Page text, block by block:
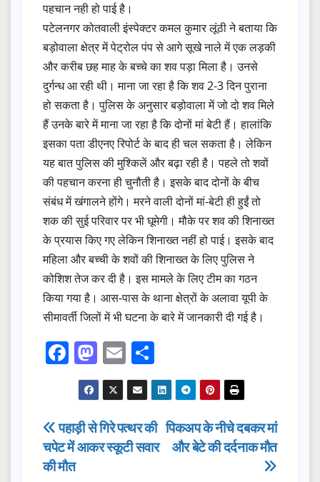
पहचान नही हो पाई है।
पटेलनगर कोतवाली इंस्पेक्टर कमल कुमार लूंठी ने बताया कि
बड़ोवाला क्षेत्र में पेट्रोल पंप से आगे सूखे नाले में एक लड़की
और करीब छह माह के बच्चे का शव पड़ा मिला है। उनसे
दुर्गन्ध आ रही थी। माना जा रहा है कि शव 2-3 दिन पुराना
हो सकता है। पुलिस के अनुसार बड़ोवाला में जो दो शव मिले
हैं उनके बारे में माना जा रहा है कि दोनों मां बेटी हैं। हालांकि
इसका पता डीएनए रिपोर्ट के बाद ही चल सकता है। लेकिन
यह बात पुलिस की मुश्किलें और बढ़ा रही है। पहले तो शवों
की पहचान करना ही चुनौती है। इसके बाद दोनों के बीच
संबंध में खंगालने होंगे। मरने वाली दोनों मां-बेटी ही हुईं तो
शक की सुई परिवार पर भी घूमेगी। मौके पर शव की शिनाख्त
के प्रयास किए गए लेकिन शिनाख्त नहीं हो पाई। इसके बाद
महिला और बच्ची के शवों की शिनाख्त के लिए पुलिस ने
कोशिश तेज कर दी है। इस मामले के लिए टीम का गठन
किया गया है। आस-पास के थाना क्षेत्रों के अलावा यूपी के
सीमावर्ती जिलों में भी घटना के बारे में जानकारी दी गई है।
F
a
c
e
b
o
M
a
st
o
d
E
m
ail
h
ar
e
Post
navigation
पिकअप के नीचे दबकर मां
और बेटे की दर्दनाक मौत
पहाड़ी से गिरे पत्थर की
चपेट में आकर स्कूटी सवार
की मौत